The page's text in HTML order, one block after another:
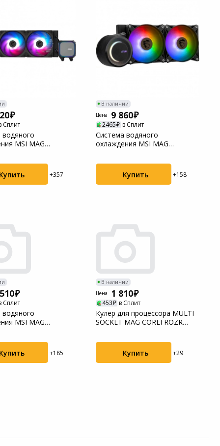
Сплит
MSI MAG
Купить
+357
В наличии
Цена
9 860
2465 в Сплит
Система водяного
охлаждения MSI MAG
7ZW5E17...
Купить
+158
Сплит
MSI MAG
Купить
+185
В наличии
Цена
1 810
453 в Сплит
Кулер для процессора MULTI
SOCKET MAG COREFROZR
Купить +29